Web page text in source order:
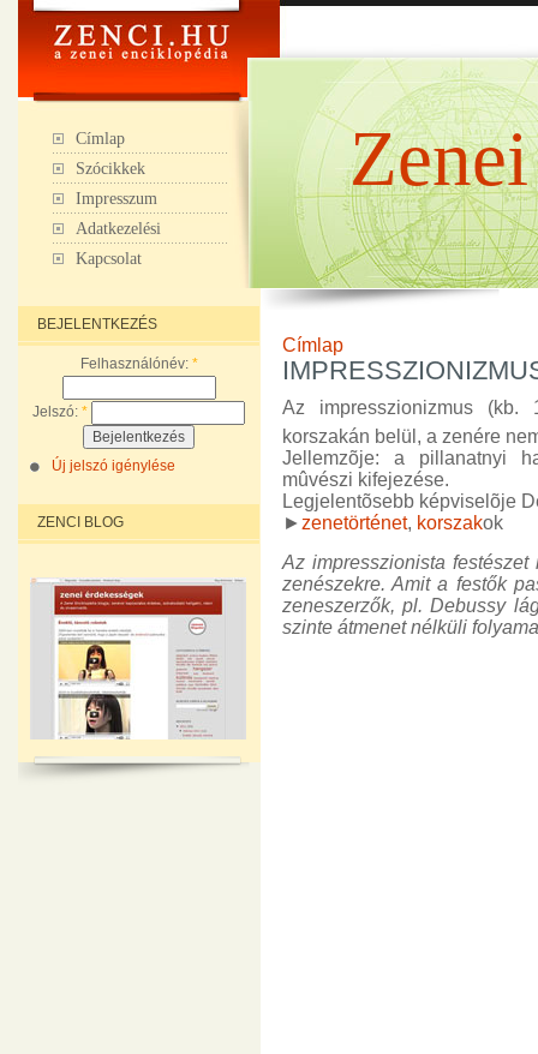
Címlap
Szócikkek
Impresszum
Adatkezelési
Kapcsolat
BEJELENTKEZÉS
Felhasználónév: *
Jelszó: *
Új jelszó igénylése
ZENCI BLOG
Címlap
Az impresszionizmus (kb.
korszakán belül, a zenére
Jellemzõje: a pillanatnyi
mûvészi kifejezése.
Legjelentõsebb képviselõje
► zenetörténet, korszakok
Az impresszionista
zenészekre. Amit a festők
zeneszerzők, pl. Debussy
szinte átmenet nélküli